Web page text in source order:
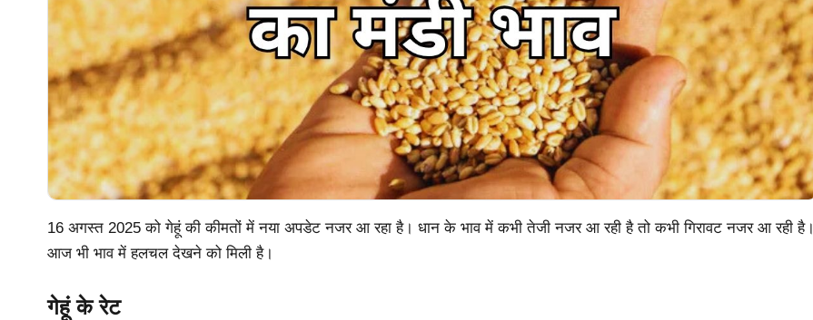
16 अगस्त 2025 को गेहूं की कीमतों में नया अपडेट नजर आ रहा है। धान के भाव में कभी तेजी नजर आ रही है तो कभी गिरावट नजर आ रही है।
आज भी भाव में हलचल देखने को मिली है।
गेहूं के रेट